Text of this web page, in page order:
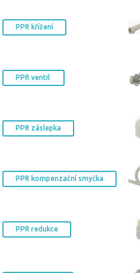
PPR křížení
PPR ventil
PPR záslepka
PPR kompenzační smyčka
PPR redukce